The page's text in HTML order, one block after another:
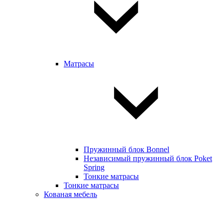
Матрасы
Пружинный блок Bonnel
Независимый пружинный блок Poket
Spring
Тонкие матрасы
Тонкие матрасы
Кованая мебель